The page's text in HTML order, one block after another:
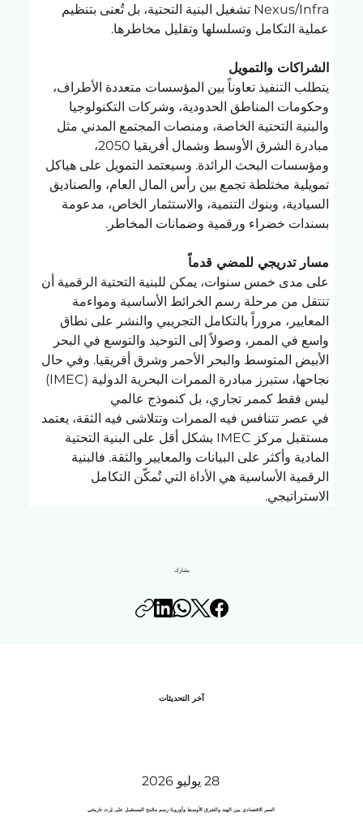
Nexus/Infra تشغيل البنية التحتية، بل تُعنى بتنظيم
عملية التكامل وتسلسلها وتقليل مخاطرها.
الشراكات والتمويل
يتطلب التنفيذ تعاوناً بين المؤسسات متعددة الأطراف،
وحكومات المناطق الحدودية، وشركات التكنولوجيا
والبنية التحتية الخاصة، ومنصات المجتمع المدني مثل
مبادرة الشرق الأوسط وشمال أفريقيا 2050،
ومؤسسات البحث الرائدة. وسيعتمد التمويل على هياكل
تمويلية مختلطة تجمع بين رأس المال العام، والصناديق
السيادية، وبنوك التنمية، والاستثمار الخاص، مدعومة
بسندات خضراء ورقمية وضمانات المخاطر.
مسار تدريجي للمضي قدماً
على مدى خمس سنوات، يمكن للبنية التحتية الرقمية أن
تنتقل من مرحلة رسم الخرائط الأساسية ومواءمة
المعايير، مروراً بالتكامل التجريبي والنشر على نطاق
واسع في الممر، وصولاً إلى التوحيد والتوسع في البحر
الأبيض المتوسط والبحر الأحمر وشرق أفريقيا. وفي حال
نجاحها، ستبرز مبادرة الممرات البحرية الدولية (IMEC)
ليس فقط كممر تجاري، بل كنموذج عالمي
في عصر تتنافس فيه الممرات وتتلاشى فيه الثقة، يعتمد
مستقبل مركز IMEC بشكل أقل على البنية التحتية
المادية وأكثر على البيانات والمعايير والثقة. فالبنية
الرقمية الأساسية هي الأداة التي تُمكّن التكامل
الاستراتيجي.
يشارك
آخر التحديثات
28 يوليو 2026
الممر الاقتصادي بين الهند والشرق الأوسط وأوروبا: رسم ملامح المستقبل على إرث تاريخي